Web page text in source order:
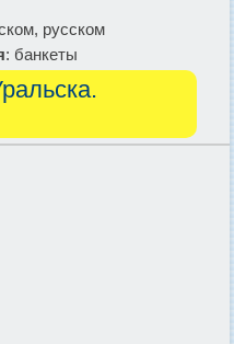
русском
: банкеты